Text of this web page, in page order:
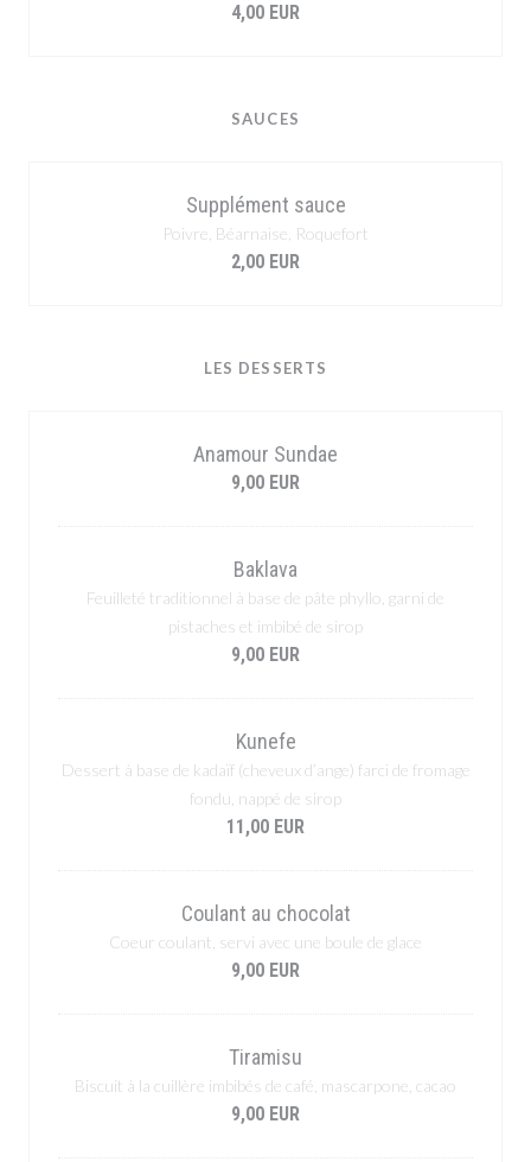
4,00 EUR
SAUCES
Supplément sauce
Poivre, Béarnaise, Roquefort
2,00 EUR
LES DESSERTS
Anamour Sundae
9,00 EUR
Baklava
Feuilleté traditionnel à base de pâte phyllo, garni de
pistaches et imbibé de sirop
9,00 EUR
Kunefe
Dessert à base de kadaïf (cheveux d’ange) farci de fromage
fondu, nappé de sirop
11,00 EUR
Coulant au chocolat
Coeur coulant, servi avec une boule de glace
9,00 EUR
Tiramisu
Biscuit à la cuillère imbibés de café, mascarpone, cacao
9,00 EUR